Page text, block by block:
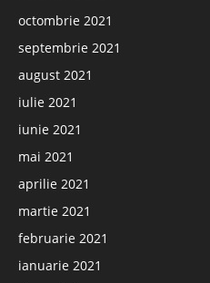
octombrie 2021
septembrie 2021
august 2021
iulie 2021
iunie 2021
mai 2021
aprilie 2021
martie 2021
februarie 2021
ianuarie 2021